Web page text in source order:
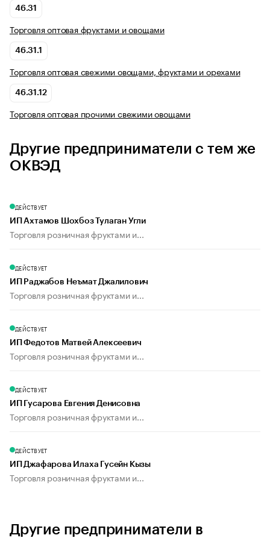
46.31
Торговля оптовая фруктами и овощами
46.31.1
Торговля оптовая свежими овощами, фруктами и орехами
46.31.12
Торговля оптовая прочими свежими овощами
Другие предприниматели с тем же
ОКВЭД
ДЕЙСТВУЕТ
ИП Ахтамов Шохбоз Тулаган Угли
Торговля розничная фруктами и...
ДЕЙСТВУЕТ
ИП Раджабов Неъмат Джалилович
Торговля розничная фруктами и...
ДЕЙСТВУЕТ
ИП Федотов Матвей Алексеевич
Торговля розничная фруктами и...
ДЕЙСТВУЕТ
ИП Гусарова Евгения Денисовна
Торговля розничная фруктами и...
ДЕЙСТВУЕТ
ИП Джафарова Илаха Гусейн Кызы
Торговля розничная фруктами и...
Другие предприниматели в